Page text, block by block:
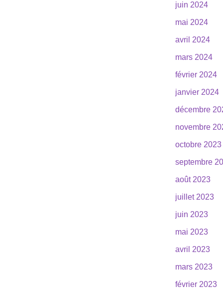
juin 2024
mai 2024
avril 2024
mars 2024
février 2024
janvier 2024
décembre
novembre
octobre 2023
septembre
août 2023
juillet 2023
juin 2023
mai 2023
avril 2023
mars 2023
février 2023